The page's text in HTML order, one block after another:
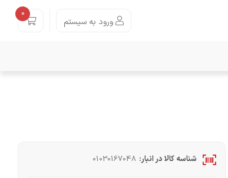
ورود به سیستم
0
شناسه کالا در انبار: 01030167048